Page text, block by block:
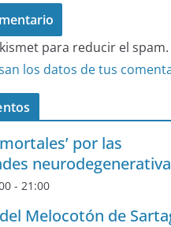
para reducir el spam.
los datos de tus
por las
- 21:00
Melocotón de